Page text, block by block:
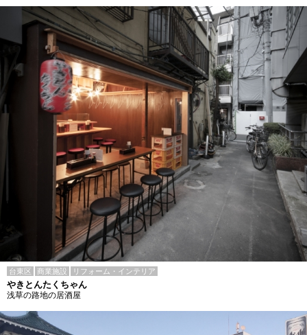
台東区 商業施設 リフォーム・インテリア
やきとんたくちゃん
浅草の路地の居酒屋